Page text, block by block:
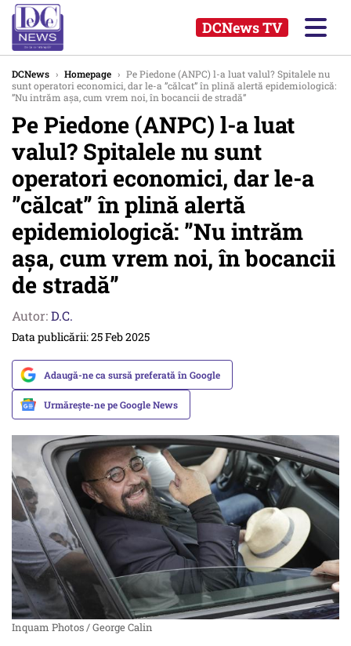
DCNews TV
DCNews › Homepage › Pe Piedone (ANPC) l-a luat valul? Spitalele nu
sunt operatori economici, dar le-a ”călcat” în plină alertă epidemiologică:
”Nu intrăm aşa, cum vrem noi, în bocancii de stradă”
Pe Piedone (ANPC) l-a luat
valul? Spitalele nu sunt
operatori economici, dar le-a
”călcat” în plină alertă
epidemiologică: ”Nu intrăm
aşa, cum vrem noi, în bocancii
de stradă”
Autor:D.C.
Data publicării: 25 Feb 2025
Adaugă-ne ca sursă preferată în Google
Urmărește-ne pe Google News
Inquam Photos / George Calin